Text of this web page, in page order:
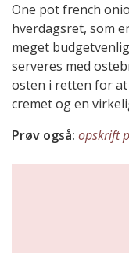
One pot french
hverdagsret, som
meget
serveres med
osten i retten for
cremet og en
Prøv også: opskrift